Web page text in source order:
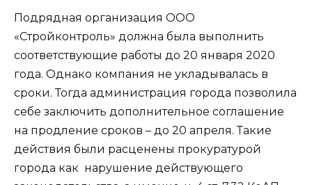
Подрядная организация ООО
«Стройконтроль» должна была выполнить
соответствующие работы до 20 января 2020
года. Однако компания не укладывалась в
сроки. Тогда администрация города позволила
себе заключить дополнительное соглашение
на продление сроков – до 20 апреля. Такие
действия были расценены прокуратурой
города как нарушение действующего